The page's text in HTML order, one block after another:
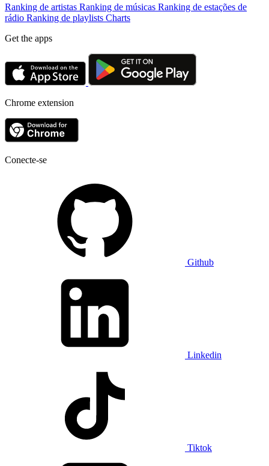
Ranking de artistas Ranking de músicas Ranking de estações de
rádio Ranking de playlists Charts
Get the apps
Chrome extension
Conecte-se
Github
Linkedin
Tiktok